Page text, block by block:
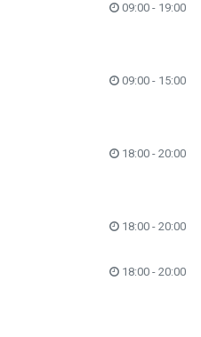
09:00 - 19:00
09:00 - 15:00
18:00 - 20:00
18:00 - 20:00
18:00 - 20:00